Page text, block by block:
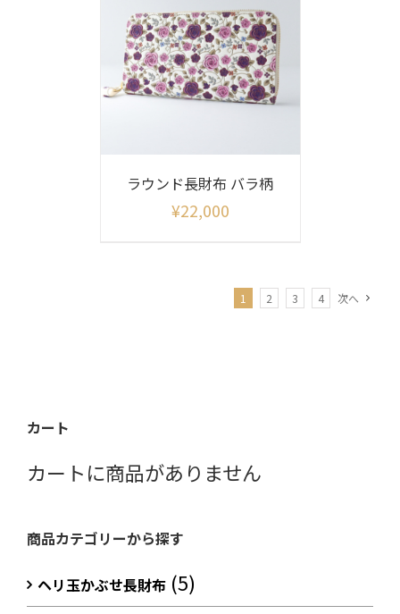
ラウンド長財布 バラ柄
¥22,000
1 2 3 4 次へ
カート
カートに商品がありません
商品カテゴリーから探す
ヘリ玉かぶせ長財布 (5)